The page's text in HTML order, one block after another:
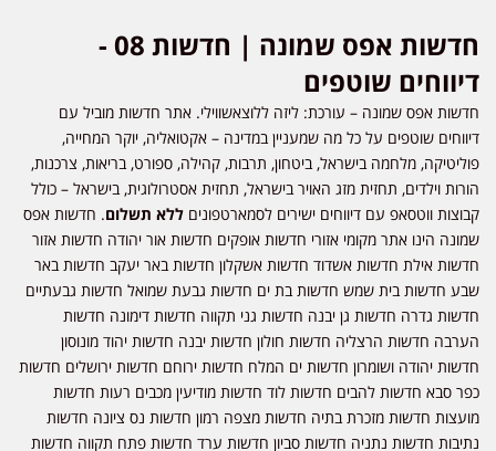
חדשות אפס שמונה | חדשות 08 -
דיווחים שוטפים
חדשות אפס שמונה – עורכת: ליזה ללוצאשווילי. אתר חדשות מוביל עם
דיווחים שוטפים על כל מה שמעניין במדינה – אקטואליה, יוקר המחייה,
פוליטיקה, מלחמה בישראל, ביטחון, תרבות, קהילה, ספורט, בריאות, צרכנות,
הורות וילדים, תחזית מזג האויר בישראל, תחזית אסטרולוגית, בישראל – כולל
קבוצות ווטסאפ עם דיווחים ישירים לסמארטפונים ללא תשלום. חדשות אפס
שמונה הינו אתר מקומי אזורי חדשות אופקים חדשות אור יהודה חדשות אזור
חדשות אילת חדשות אשדוד חדשות אשקלון חדשות באר יעקב חדשות באר
שבע חדשות בית שמש חדשות בת ים חדשות גבעת שמואל חדשות גבעתיים
חדשות גדרה חדשות גן יבנה חדשות גני תקווה חדשות דימונה חדשות
הערבה חדשות הרצליה חדשות חולון חדשות יבנה חדשות יהוד מונוסון
חדשות יהודה ושומרון חדשות ים המלח חדשות ירוחם חדשות ירושלים חדשות
כפר סבא חדשות להבים חדשות לוד חדשות מודיעין מכבים רעות חדשות
מועצות חדשות מזכרת בתיה חדשות מצפה רמון חדשות נס ציונה חדשות
נתיבות חדשות נתניה חדשות סביון חדשות ערד חדשות פתח תקווה חדשות